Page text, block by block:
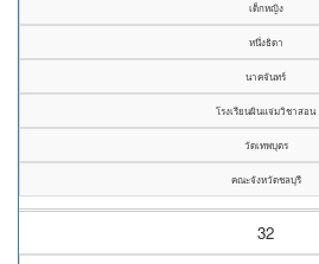
เด็กหญิง
หนึ่งธิดา
นาคจันทร์
โรงเรียนผินแจ่มวิชาสอน
วัดเทพบุตร
คณะจังหวัดชลบุรี
32